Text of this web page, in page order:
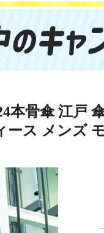
本骨傘 江戸
ース メンズ